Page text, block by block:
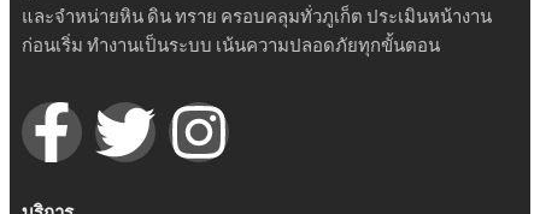
และจำหน่ายหิน ดิน ทราย ครอบคลุมทั่วภูเก็ต ประเมินหน้างาน
ก่อนเริ่ม ทำงานเป็นระบบ เน้นความปลอดภัยทุกขั้นตอน